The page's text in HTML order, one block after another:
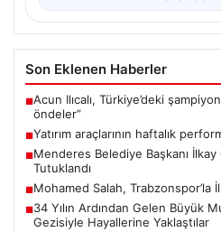
Son Eklenen Haberler
■Acun Ilıcalı, Türkiye’deki
öndeler”
■Yatırım araçlarının haftalık
■Menderes Belediye Başkanı İlkay
Tutuklandı
■Mohamed Salah, Trabzonspor’la
■34 Yılın Ardından Gelen Büyük
Gezisiyle Hayallerine Yaklaştılar